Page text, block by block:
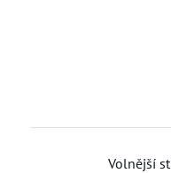
Volnější